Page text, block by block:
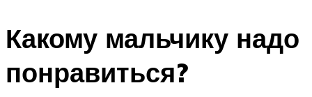
Какому мальчику надо
понравиться?